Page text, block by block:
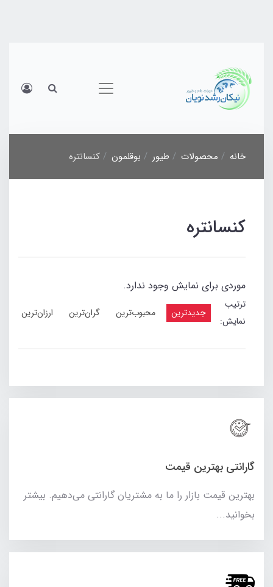
خانه محصولات طیور بوقلمون کنسانتره
کنسانتره
موردی برای نمایش وجود ندارد.
ترتیب
نمایش:
جدیدترین محبوب‌ترین گران‌ترین ارزان‌ترین
گارانتی بهترین قیمت
بهترین قیمت بازار را ما به مشتریان گارانتی می‌دهیم. بیشتر
بخوانید...